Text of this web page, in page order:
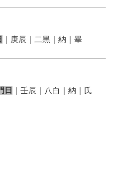
｜庚辰｜二黒｜納｜畢
日 ｜壬辰｜八白｜納｜氏